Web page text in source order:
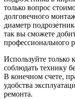
только вопрос
долговечного
диаметр
так вы сможете
профессионального
Используйте только
соблюдать технику
В конечном счете,
удобства
ремонта.